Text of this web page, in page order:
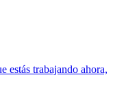
estás trabajando ahora,